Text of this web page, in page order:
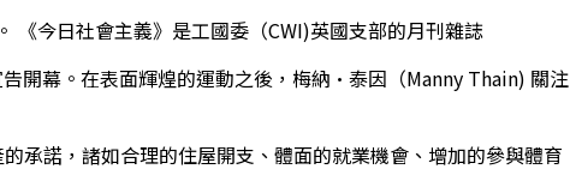
今日社會主義》是工國委（CWI)英國支部的月刊雜誌
開幕。在表面輝煌的運動之後，梅納·泰因（Manny Thain) 關注
承諾，諸如合理的住屋開支、體面的就業機會、增加的參與體育